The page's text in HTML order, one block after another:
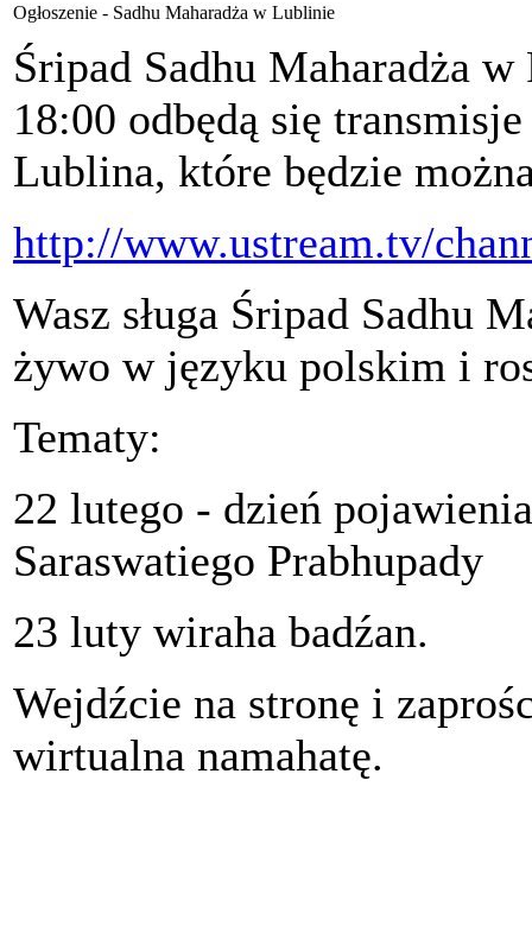
Ogłoszenie - Sadhu Maharadża w Lublinie
Śripad Sadhu Maharadża
18:00 odbędą się
Lublina, które będzie
http://www.ustream.tv/
Wasz sługa Śripad Sadhu
żywo w języku polskim i
Tematy:
22 lutego - dzień
Saraswatiego Prabhupady
23 luty wiraha badźan.
Wejdźcie na stronę i
wirtualna namahatę.